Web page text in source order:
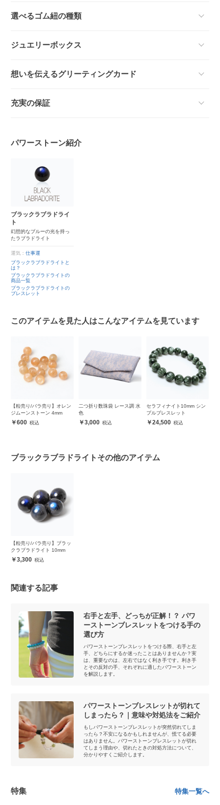
選べるゴム紐の種類
ジュエリーボックス
想いを伝えるグリーティングカード
充実の保証
パワーストーン紹介
ブラックラブラドライ
ト
幻想的なブルーの光を持っ
たラブラドライト
運気：仕事運
ブラックラブラドライトと
は？
ブラックラブラドライトの
商品一覧
ブラックラブラドライトの
ブレスレット
このアイテムを見た人はこんなアイテムを見ています
【粒売り/バラ売り】オレン
ジムーンストーン 4mm
600
二つ折り数珠袋 レース調 水
色
3,000
セラフィナイト10mm シン
プルブレスレット
24,500
ブラックラブラドライトその他のアイテム
【粒売り/バラ売り】ブラッ
クラブラドライト 10mm
3,300
関連する記事
右手と左手、どっちが正解！？ パワ
ーストーンブレスレットをつける手の
選び方
パワーストーンブレスレットをつける際、右手と左
手、どちらにするか迷ったことはありませんか？実
は、重要なのは、左右ではなく利き手です。利き手
とその反対の手、それぞれに適したパワーストーン
を解説します。
パワーストーンブレスレットが切れて
しまったら？｜意味や対処法をご紹介
もしパワーストーンブレスレットが突然切れてしま
ったら？不安になるかもしれませんが、慌てる必要
はありません。パワーストーンブレスレットが切れ
てしまう理由や、切れたときの対処方法について、
分かりやすくご紹介します。
特集 特集一覧へ